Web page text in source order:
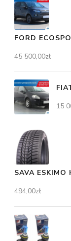
FORD
45 500,00zł
15
SAVA ESKIMO
494,00zł